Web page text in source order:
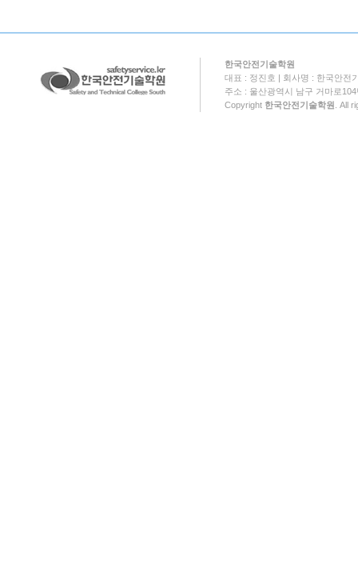
한국안전기술학원
대표 : 정진호 | 회사명 : 한국안전
주소 : 울산광역시 남구 거마로
Copyright 한국안전기술학원 . All